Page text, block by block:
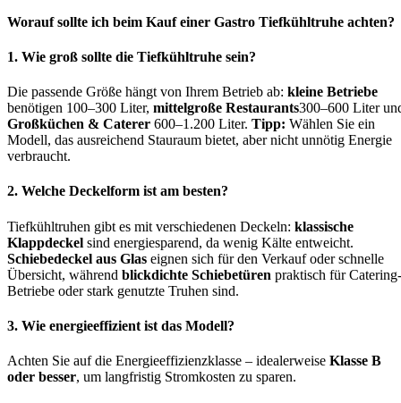
Worauf sollte ich beim Kauf einer Gastro Tiefkühltruhe achten?
1. Wie groß sollte die Tiefkühltruhe sein?
Die passende Größe hängt von Ihrem Betrieb ab: kleine Betriebe
benötigen 100–300 Liter, mittelgroße Restaurants300–600 Liter
Großküchen & Caterer 600–1.200 Liter. Tipp: Wählen Sie ein
Modell, das ausreichend Stauraum bietet, aber nicht unnötig Energie
verbraucht.
2. Welche Deckelform ist am besten?
Tiefkühltruhen gibt es mit verschiedenen Deckeln: klassische
Klappdeckel sind energiesparend, da wenig Kälte entweicht.
Schiebedeckel aus Glas eignen sich für den Verkauf oder schnelle
Übersicht, während blickdichte Schiebetüren praktisch für Catering-
Betriebe oder stark genutzte Truhen sind.
3. Wie energieeffizient ist das Modell?
Achten Sie auf die Energieeffizienzklasse – idealerweise Klasse B
oder besser, um langfristig Stromkosten zu sparen.